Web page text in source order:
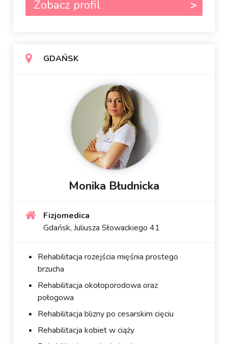
Zobacz profil
GDAŃSK
Monika Błudnicka
Fizjomedica
Gdańsk, Juliusza Słowackiego 41
Rehabilitacja rozejścia mięśnia prostego
brzucha
Rehabilitacja okołoporodowa oraz
połogowa
Rehabilitacja blizny po cesarskim cięciu
Rehabilitacja kobiet w ciąży